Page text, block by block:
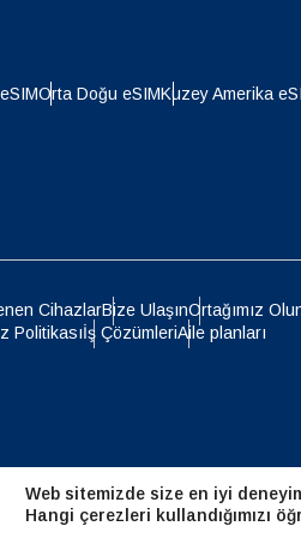
Orta Doğu eSIMKuzey Amerika
CihazlarBize UlaşınOrtağımız
Politikasıİş ÇözümleriAile planları
Polski
简体中文
CAD - Kanada
CHF - İsviçre
Web sitemizde size en iyi
Hangi çerezleri kullandığımızı